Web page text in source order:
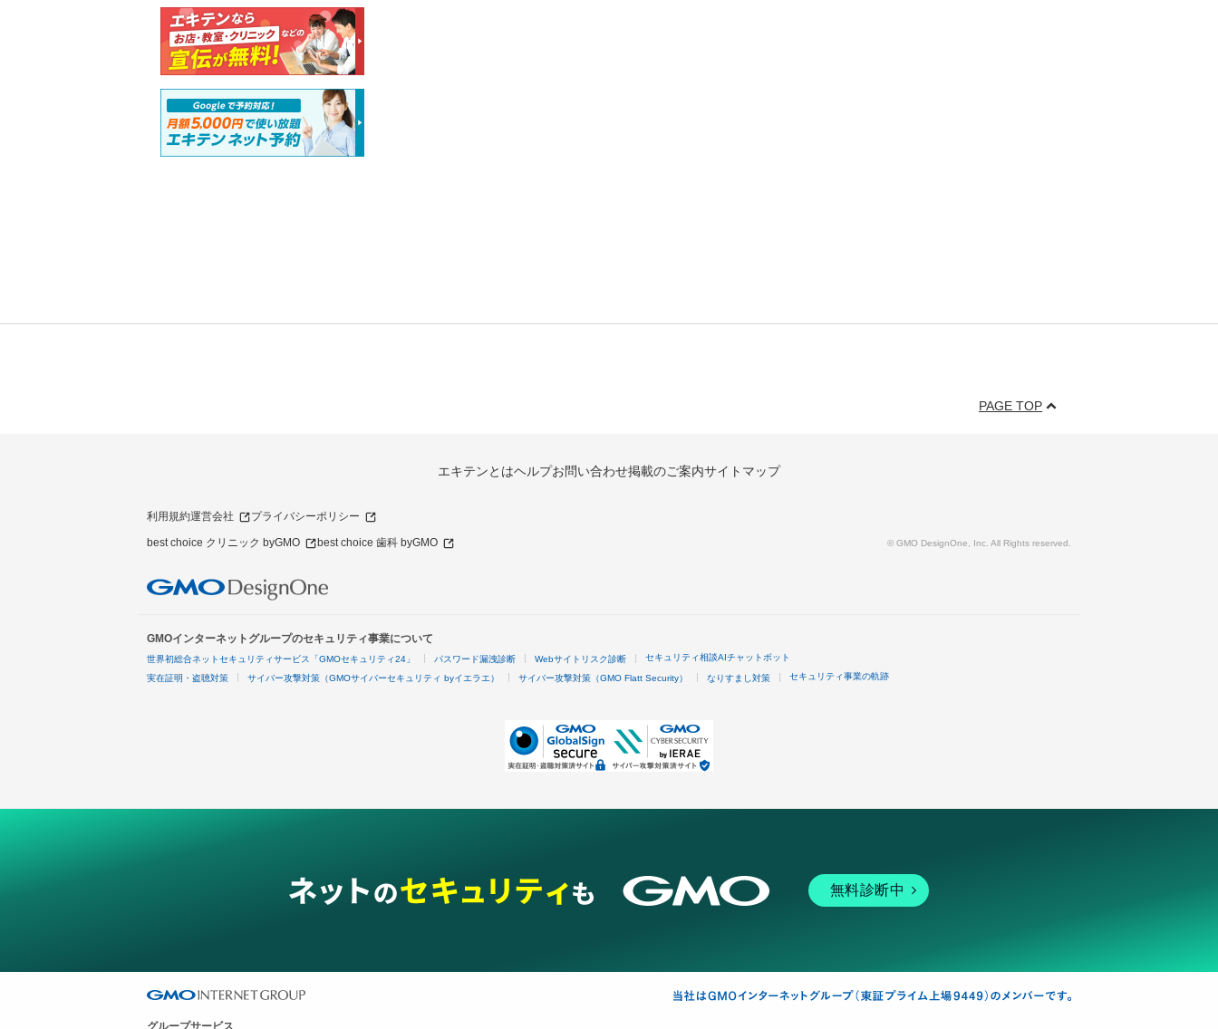
PAGE TOP
エキテンとはヘルプお問い合わせ掲載のご案内サイトマップ
利用規約運営会社 プライバシーポリシー
best choice クリニック byGMO best choice 歯科 byGMO © GMO DesignOne, Inc. All Rights reserved.
GMOインターネットグループのセキュリティ事業について
世界初総合ネットセキュリティサービス「GMOセキュリティ24」 パスワード漏洩診断 Webサイトリスク診断 セキュリティ相談AIチャットボット
実在証明・盗聴対策 サイバー攻撃対策（GMOサイバーセキュリティ byイエラエ） サイバー攻撃対策（GMO Flatt Security） なりすまし対策 セキュリティ事業の軌跡
無料診断中
グループサービス